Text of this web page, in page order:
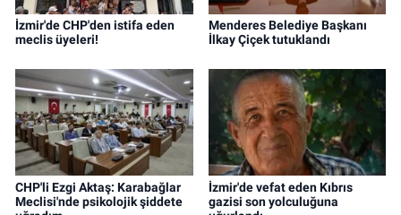
İzmir'de CHP'den istifa eden
meclis üyeleri!
Menderes Belediye Başkanı
İlkay Çiçek tutuklandı
CHP'li Ezgi Aktaş: Karabağlar
Meclisi'nde psikolojik şiddete
İzmir'de vefat eden Kıbrıs
gazisi son yolculuğuna